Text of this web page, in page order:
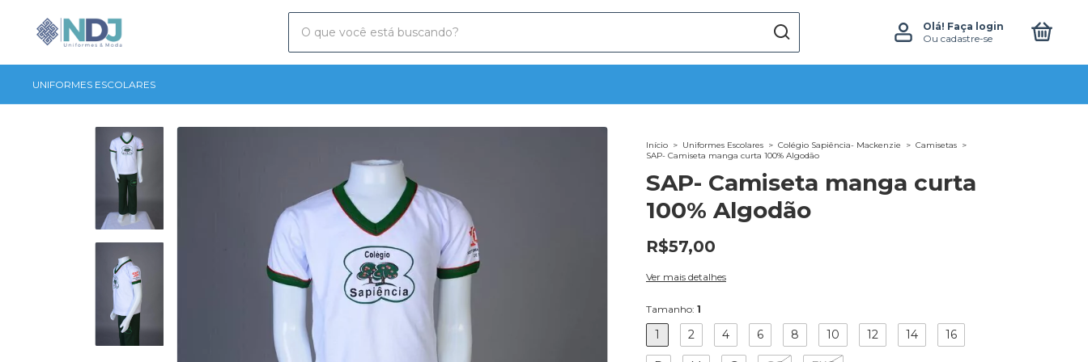
Olá! Faça login
Ou cadastre-se
UNIFORMES ESCOLARES
Início > Uniformes Escolares > Colégio Sapiência- Mackenzie > Camisetas >
SAP- Camiseta manga curta 100% Algodão
SAP- Camiseta manga curta
100% Algodão
R$57,00
Ver mais detalhes
Tamanho: 1
1 2 4 6 8 10 12 14 16